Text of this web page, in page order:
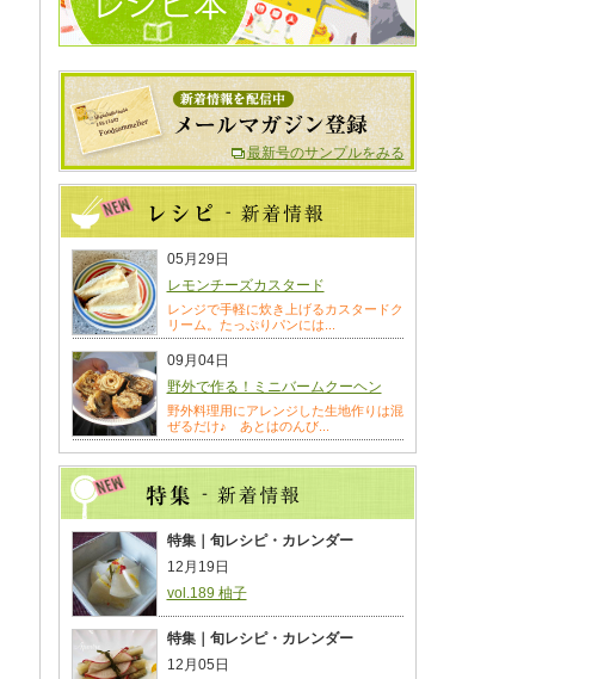
最新号のサンプルをみる
05月29日
レモンチーズカスタード
レンジで手軽に炊き上げるカスタードク
リーム。たっぷりパンには...
09月04日
野外で作る！ミニバームクーヘン
野外料理用にアレンジした生地作りは混
ぜるだけ♪ あとはのんび...
特集｜旬レシピ・カレンダー
12月19日
vol.189 柚子
特集｜旬レシピ・カレンダー
12月05日